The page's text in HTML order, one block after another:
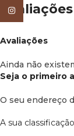
Avaliações
Ainda não
Seja o primeiro a
O seu endereço
A sua classificação
Instagram